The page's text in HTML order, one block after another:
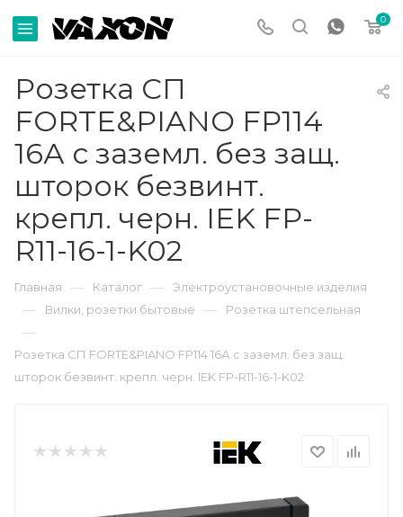
0
Розетка СП
FORTE&PIANO FP114
16А с заземл. без защ.
шторок безвинт.
крепл. черн. IEK FP-
R11-16-1-K02
Главная — Каталог — Электроустановочные изделия
— Вилки, розетки бытовые — Розетка штепсельная
—
Розетка СП FORTE&PIANO FP114 16А с заземл. без защ.
шторок безвинт. крепл. черн. IEK FP-R11-16-1-K02